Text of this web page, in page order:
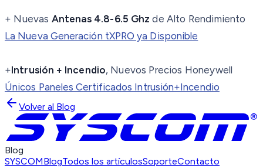
+ Nuevas Antenas 4.8-6.5 Ghz de Alto Rendimiento
La Nueva Generación tXPRO ya Disponible
+Intrusión + Incendio, Nuevos Precios Honeywell
Únicos Paneles Certificados Intrusión+Incendio
Volver al Blog
Blog
SYSCOMBlogTodos los artículosSoporteContacto